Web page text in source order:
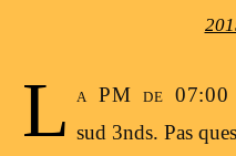
L a PM de
sud 3nds. Pas